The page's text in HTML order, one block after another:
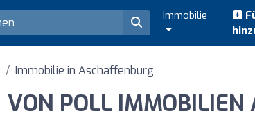
Immobilie
Immobilie in Aschaffenburg
VON POLL